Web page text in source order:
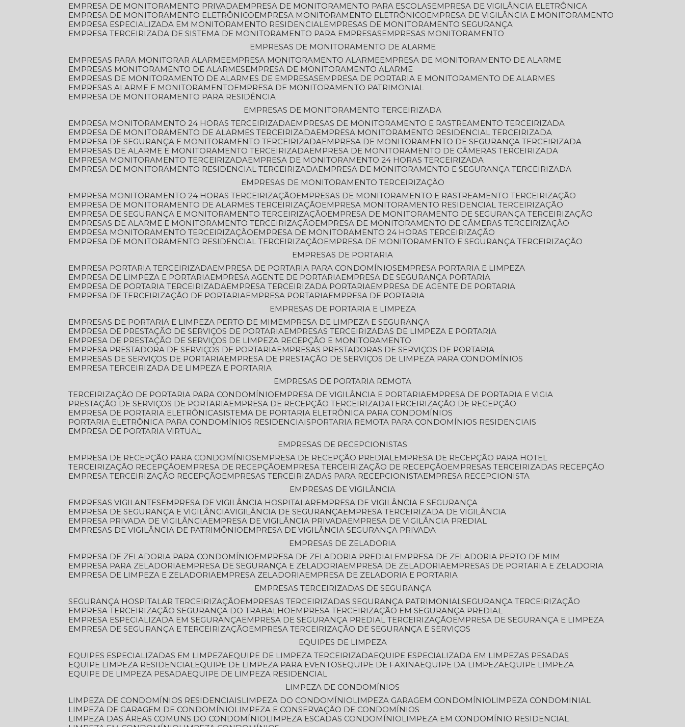
EMPRESA DE MONITORAMENTO PRIVADA
EMPRESA DE MONITORAMENTO PARA ESCOLAS
EMPRESA DE VIGILÂNCIA ELETRÔNICA
EMPRESA DE MONITORAMENTO ELETRÔNICO
EMPRESA MONITORAMENTO ELETRÔNICO
EMPRESA DE VIGILÂNCIA E MONITORAMENTO
EMPRESA ESPECIALIZADA EM MONITORAMENTO RESIDENCIAL
EMPRESAS DE MONITORAMENTO SEGURANÇA
EMPRESA TERCEIRIZADA DE SISTEMA DE MONITORAMENTO PARA EMPRESAS
EMPRESAS MONITORAMENTO
EMPRESAS DE MONITORAMENTO DE ALARME
EMPRESAS PARA MONITORAR ALARME
EMPRESA MONITORAMENTO ALARME
EMPRESA DE MONITORAMENTO DE ALARME
EMPRESAS MONITORAMENTO DE ALARMES
EMPRESA DE MONITORAMENTO ALARME
EMPRESAS DE MONITORAMENTO DE ALARMES DE EMPRESAS
EMPRESA DE PORTARIA E MONITORAMENTO DE ALARMES
EMPRESAS ALARME E MONITORAMENTO
EMPRESA DE MONITORAMENTO PATRIMONIAL
EMPRESA DE MONITORAMENTO PARA RESIDÊNCIA
EMPRESAS DE MONITORAMENTO TERCEIRIZADA
EMPRESA MONITORAMENTO 24 HORAS TERCEIRIZADA
EMPRESAS DE MONITORAMENTO E RASTREAMENTO TERCEIRIZADA
EMPRESA DE MONITORAMENTO DE ALARMES TERCEIRIZADA
EMPRESA MONITORAMENTO RESIDENCIAL TERCEIRIZADA
EMPRESA DE SEGURANÇA E MONITORAMENTO TERCEIRIZADA
EMPRESA DE MONITORAMENTO DE SEGURANÇA TERCEIRIZADA
EMPRESAS DE ALARME E MONITORAMENTO TERCEIRIZADA
EMPRESA DE MONITORAMENTO DE CÂMERAS TERCEIRIZADA
EMPRESA MONITORAMENTO TERCEIRIZADA
EMPRESA DE MONITORAMENTO 24 HORAS TERCEIRIZADA
EMPRESA DE MONITORAMENTO RESIDENCIAL TERCEIRIZADA
EMPRESA DE MONITORAMENTO E SEGURANÇA TERCEIRIZADA
EMPRESAS DE MONITORAMENTO TERCEIRIZAÇÃO
EMPRESA MONITORAMENTO 24 HORAS TERCEIRIZAÇÃO
EMPRESAS DE MONITORAMENTO E RASTREAMENTO TERCEIRIZAÇÃO
EMPRESA DE MONITORAMENTO DE ALARMES TERCEIRIZAÇÃO
EMPRESA MONITORAMENTO RESIDENCIAL TERCEIRIZAÇÃO
EMPRESA DE SEGURANÇA E MONITORAMENTO TERCEIRIZAÇÃO
EMPRESA DE MONITORAMENTO DE SEGURANÇA TERCEIRIZAÇÃO
EMPRESAS DE ALARME E MONITORAMENTO TERCEIRIZAÇÃO
EMPRESA DE MONITORAMENTO DE CÂMERAS TERCEIRIZAÇÃO
EMPRESA MONITORAMENTO TERCEIRIZAÇÃO
EMPRESA DE MONITORAMENTO 24 HORAS TERCEIRIZAÇÃO
EMPRESA DE MONITORAMENTO RESIDENCIAL TERCEIRIZAÇÃO
EMPRESA DE MONITORAMENTO E SEGURANÇA TERCEIRIZAÇÃO
EMPRESAS DE PORTARIA
EMPRESA PORTARIA TERCEIRIZADA
EMPRESA DE PORTARIA PARA CONDOMÍNIOS
EMPRESA PORTARIA E LIMPEZA
EMPRESA DE LIMPEZA E PORTARIA
EMPRESA AGENTE DE PORTARIA
EMPRESA DE SEGURANÇA PORTARIA
EMPRESA DE PORTARIA TERCEIRIZADA
EMPRESA TERCEIRIZADA PORTARIA
EMPRESA DE AGENTE DE PORTARIA
EMPRESA DE TERCEIRIZAÇÃO DE PORTARIA
EMPRESA PORTARIA
EMPRESA DE PORTARIA
EMPRESAS DE PORTARIA E LIMPEZA
EMPRESAS DE PORTARIA E LIMPEZA PERTO DE MIM
EMPRESA DE LIMPEZA E SEGURANÇA
EMPRESA DE PRESTAÇÃO DE SERVIÇOS DE PORTARIA
EMPRESAS TERCEIRIZADAS DE LIMPEZA E PORTARIA
EMPRESA DE PRESTAÇÃO DE SERVIÇOS DE LIMPEZA RECEPÇÃO E MONITORAMENTO
EMPRESA PRESTADORA DE SERVIÇOS DE PORTARIA
EMPRESAS PRESTADORAS DE SERVIÇOS DE PORTARIA
EMPRESAS DE SERVIÇOS DE PORTARIA
EMPRESA DE PRESTAÇÃO DE SERVIÇOS DE LIMPEZA PARA CONDOMÍNIOS
EMPRESA TERCEIRIZADA DE LIMPEZA E PORTARIA
EMPRESAS DE PORTARIA REMOTA
TERCEIRIZAÇÃO DE PORTARIA PARA CONDOMÍNIO
EMPRESA DE VIGILÂNCIA E PORTARIA
EMPRESA DE PORTARIA E VIGIA
PRESTAÇÃO DE SERVIÇOS DE PORTARIA
EMPRESA DE RECEPÇÃO TERCEIRIZADA TERCEIRIZAÇÃO DE RECEPÇÃO
EMPRESA DE PORTARIA ELETRÔNICA SISTEMA DE PORTARIA ELETRÔNICA PARA CONDOMÍNIOS
PORTARIA ELETRÔNICA PARA CONDOMÍNIOS RESIDENCIAIS
PORTARIA REMOTA PARA CONDOMÍNIOS RESIDENCIAIS
EMPRESA DE PORTARIA VIRTUAL
EMPRESAS DE RECEPCIONISTAS
EMPRESA DE RECEPÇÃO PARA CONDOMÍNIOS
EMPRESA DE RECEPÇÃO PREDIAL
EMPRESA DE RECEPÇÃO PARA HOTEL
TERCEIRIZAÇÃO RECEPÇÃO
EMPRESA DE RECEPÇÃO EMPRESA TERCEIRIZAÇÃO DE RECEPÇÃO
EMPRESAS TERCEIRIZADAS RECEPÇÃO
EMPRESA TERCEIRIZAÇÃO RECEPÇÃO
EMPRESAS TERCEIRIZADAS PARA RECEPCIONISTA
EMPRESA RECEPCIONISTA
EMPRESAS DE VIGILÂNCIA
EMPRESAS VIGILANTES
EMPRESA DE VIGILÂNCIA HOSPITALAR
EMPRESA DE VIGILÂNCIA E SEGURANÇA
EMPRESA DE SEGURANÇA E VIGILÂNCIA VIGILÂNCIA DE SEGURANÇA
EMPRESA TERCEIRIZADA DE VIGILÂNCIA
EMPRESA PRIVADA DE VIGILÂNCIA
EMPRESA DE VIGILÂNCIA PRIVADA
EMPRESA DE VIGILÂNCIA PREDIAL
EMPRESAS DE VIGILÂNCIA DE PATRIMÔNIO
EMPRESA DE VIGILÂNCIA SEGURANÇA PRIVADA
EMPRESAS DE ZELADORIA
EMPRESA DE ZELADORIA PARA CONDOMÍNIO
EMPRESA DE ZELADORIA PREDIAL
EMPRESA DE ZELADORIA PERTO DE MIM
EMPRESA PARA ZELADORIA
EMPRESA DE SEGURANÇA E ZELADORIA EMPRESA DE ZELADORIA
EMPRESAS DE PORTARIA E ZELADORIA
EMPRESA DE LIMPEZA E ZELADORIA
EMPRESA ZELADORIA
EMPRESA DE ZELADORIA E PORTARIA
EMPRESAS TERCEIRIZADAS DE SEGURANÇA
SEGURANÇA HOSPITALAR TERCEIRIZAÇÃO
EMPRESAS TERCEIRIZADAS SEGURANÇA PATRIMONIAL SEGURANÇA TERCEIRIZAÇÃO
EMPRESA TERCEIRIZAÇÃO SEGURANÇA DO TRABALHO
EMPRESA TERCEIRIZAÇÃO EM SEGURANÇA PREDIAL
EMPRESA ESPECIALIZADA EM SEGURANÇA
EMPRESA DE SEGURANÇA PREDIAL TERCEIRIZAÇÃO
EMPRESA DE SEGURANÇA E LIMPEZA
EMPRESA DE SEGURANÇA E TERCEIRIZAÇÃO
EMPRESA TERCEIRIZAÇÃO DE SEGURANÇA E SERVIÇOS
EQUIPES DE LIMPEZA
EQUIPES ESPECIALIZADAS EM LIMPEZA EQUIPE DE LIMPEZA TERCEIRIZADA EQUIPE ESPECIALIZADA EM LIMPEZAS PESADAS
EQUIPE LIMPEZA RESIDENCIAL EQUIPE DE LIMPEZA PARA EVENTOS EQUIPE DE FAXINA EQUIPE DA LIMPEZA EQUIPE LIMPEZA
EQUIPE DE LIMPEZA PESADA EQUIPE DE LIMPEZA RESIDENCIAL
LIMPEZA DE CONDOMÍNIOS
LIMPEZA DE CONDOMÍNIOS RESIDENCIAIS
LIMPEZA DO CONDOMÍNIO LIMPEZA GARAGEM CONDOMÍNIO
LIMPEZA CONDOMINIAL
LIMPEZA DE GARAGEM DE CONDOMÍNIO
LIMPEZA E CONSERVAÇÃO DE CONDOMÍNIOS
LIMPEZA DAS ÁREAS COMUNS DO CONDOMÍNIO
LIMPEZA ESCADAS CONDOMÍNIO
LIMPEZA EM CONDOMÍNIO RESIDENCIAL